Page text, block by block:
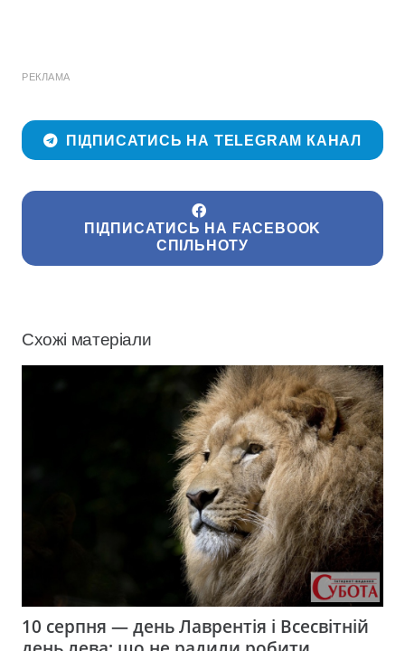
РЕКЛАМА
ПІДПИСАТИСЬ НА TELEGRAM КАНАЛ
ПІДПИСАТИСЬ НА FACEBOOK
СПІЛЬНОТУ
Схожі матеріали
10 серпня — день Лаврентія і Всесвітній